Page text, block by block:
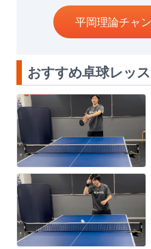
平岡理論チャ
おすすめ卓球レッ